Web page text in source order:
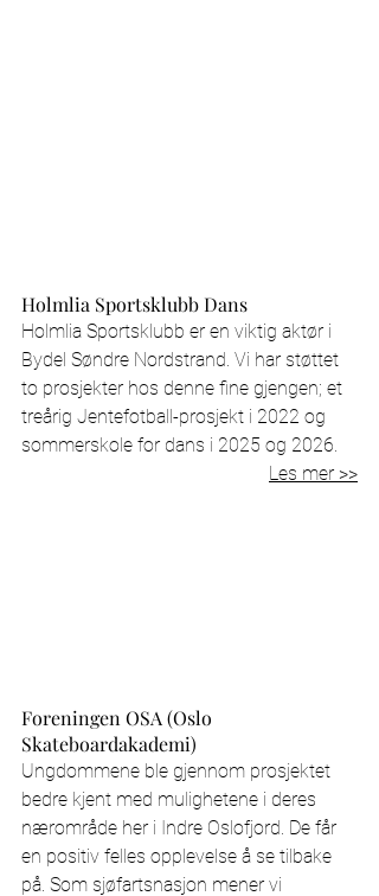
Holmlia Sportsklubb Dans
Holmlia Sportsklubb er en viktig aktør i
Bydel Søndre Nordstrand. Vi har støttet
to prosjekter hos denne fine gjengen; et
treårig Jentefotball-prosjekt i 2022 og
sommerskole for dans i 2025 og 2026.
Les mer >>
Foreningen OSA (Oslo
Skateboardakademi)
Ungdommene ble gjennom prosjektet
bedre kjent med mulighetene i deres
nærområde her i Indre Oslofjord. De får
en positiv felles opplevelse å se tilbake
på. Som sjøfartsnasjon mener vi